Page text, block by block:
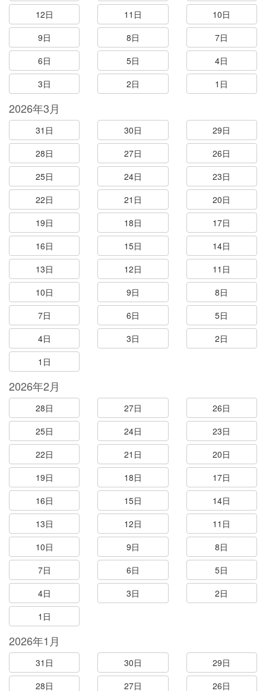
12日
11日
10日
9日
8日
7日
6日
5日
4日
3日
2日 1日
2026年3月
31日 30日
29日
28日
27日
26日
25日
24日
23日
22日
21日
20日
19日
18日
17日
16日
15日
14日
13日
12日
11日
10日
9日
8日
7日
6日
5日
4日
3日
2日
1日
2026年2月
28日 27日
26日
25日
24日
23日
22日
21日
20日
19日
18日
17日
16日
15日
14日
13日
12日
11日
10日
9日
8日
7日
6日
5日
4日
3日
2日
1日
2026年1月
31日 30日
29日
28日
27日 26日